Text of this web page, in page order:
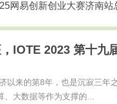
网易创新创业大赛济南站
IOTE 2023 第十九
以来的第8年，也是沉寂三
大数据等作为支撑的...